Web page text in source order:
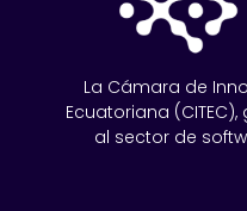
La Cámara de
Ecuatoriana
al sector de